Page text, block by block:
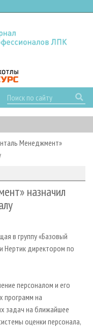
Менеджмент»
назначил
в группу «Базовый
Нертик директором по
персоналом и его
программ на
задач на ближайшее
оценки персонала,